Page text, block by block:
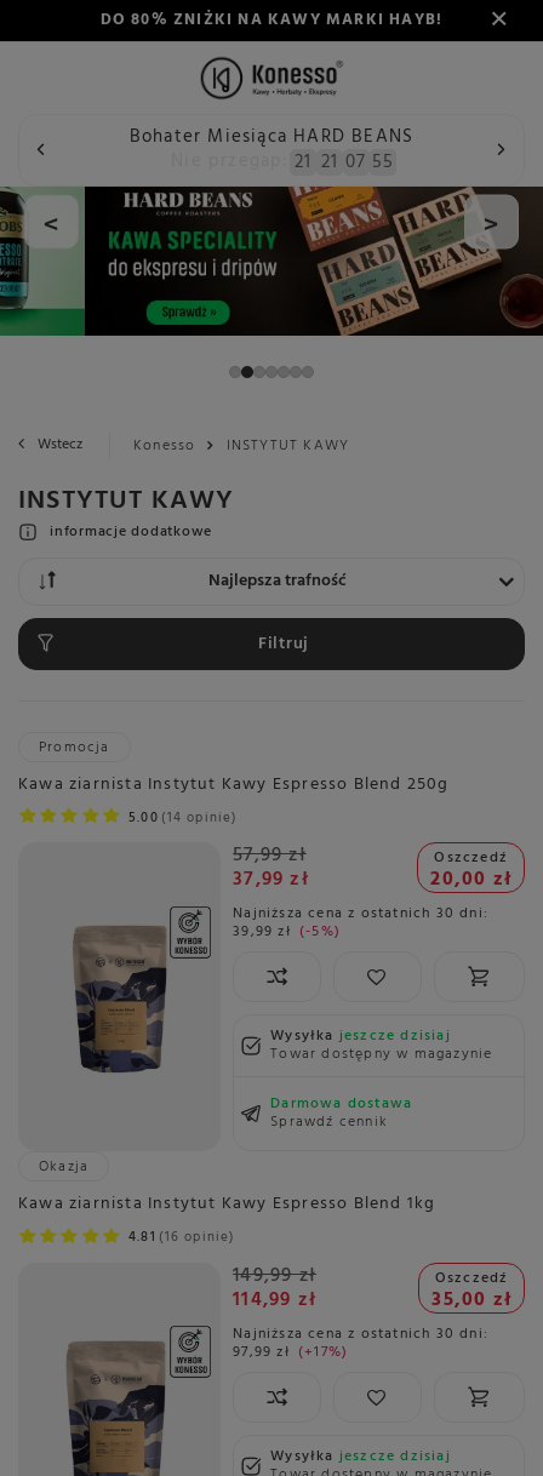
DO 80% ZNIŻKI NA KAWY MARKI HAYB!
Bohater Miesiąca HARD BEANS
21 21 07 54
< >
Wstecz Konesso INSTYTUT KAWY
INSTYTUT KAWY
informacje dodatkowe
Zmień sortowanie
Najlepsza trafność
Filtruj
Promocja
Kawa ziarnista Instytut Kawy Espresso Blend 250g
5.00 14 opinie
57,99 zł
37,99 zł
Oszczedź
20,00 zł
Najniższa cena z ostatnich 30 dni:
39,99 zł -5%
Wysyłkajeszcze dzisiaj
Towar dostępny w magazynie
Darmowa dostawa
Sprawdź cennik
Okazja
Kawa ziarnista Instytut Kawy Espresso Blend 1kg
4.81 16 opinie
149,99 zł
114,99 zł
Oszczedź
35,00 zł
Najniższa cena z ostatnich 30 dni:
97,99 zł +17%
Wysyłkajeszcze dzisiaj